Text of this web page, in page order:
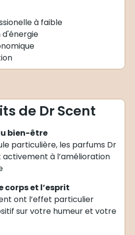
à faible
de Dr Scent
bien-être
particulière, les parfums Dr
à l’amélioration
corps et l’esprit
ont l’effet particulier
sur votre humeur et votre